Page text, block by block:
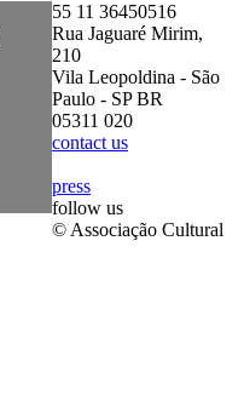
55 11 36450516
Rua Jaguaré Mirim,
210
Vila Leopoldina - São
Paulo - SP BR
05311 020
contact us
press
follow us
© Associação Cultural